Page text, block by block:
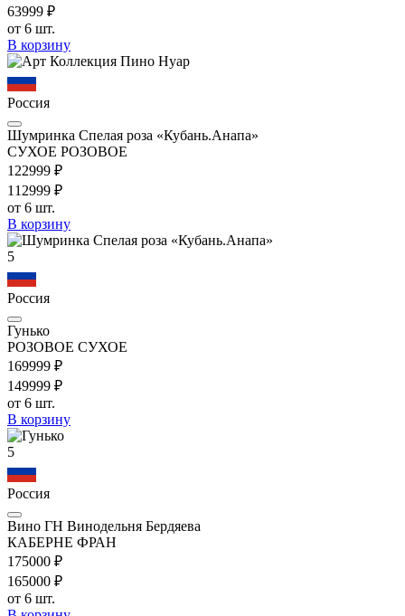
63999 ₽
от 6 шт.
В корзину
Россия
Шумринка Спелая роза «Кубань.Анапа»
СУХОЕ РОЗОВОЕ
122999 ₽
112999 ₽
от 6 шт.
В корзину
5
Россия
Гунько
РОЗОВОЕ СУХОЕ
169999 ₽
149999 ₽
от 6 шт.
В корзину
5
Россия
Вино ГН Винодельня Бердяева
КАБЕРНЕ ФРАН
175000 ₽
165000 ₽
от 6 шт.